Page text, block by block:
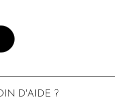
D'AIDE ?